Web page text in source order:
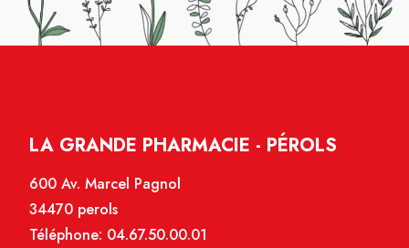
LA GRANDE PHARMACIE - PÉROLS
600 Av. Marcel Pagnol
34470 perols
Téléphone: 04.67.50.00.01